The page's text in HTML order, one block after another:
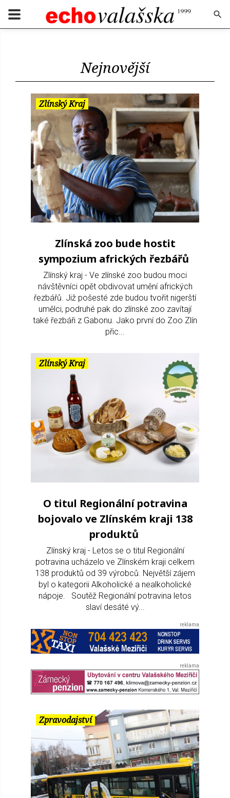
Nejnovější
Zlínský Kraj
Zlínská zoo bude hostit
sympozium afrických řezbářů
Zlínský kraj - Ve zlínské zoo budou moci
návštěvníci opět obdivovat umění afrických
řezbářů. Již pošesté zde budou tvořit nigerští
umělci, podruhé pak do zlínské zoo zavítají
také řezbáři z Gabonu. Jako první do Zoo Zlín
přic...
Zlínský Kraj
O titul Regionální potravina
bojovalo ve Zlínském kraji 138
produktů
Zlínský kraj - Letos se o titul Regionální
potravina ucházelo ve Zlínském kraji celkem
138 produktů od 39 výrobců. Největší zájem
byl o kategorii Alkoholické a nealkoholické
nápoje. Soutěž Regionální potravina letos
slaví desáté vý...
Zpravodajství